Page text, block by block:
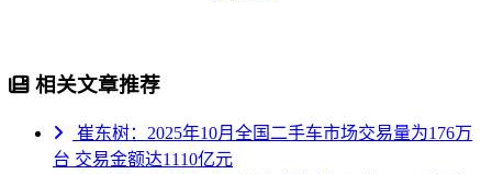
相关文章推荐
崔东树：2025年10月全国二手车市场交易量为176万
台 交易金额达1110亿元